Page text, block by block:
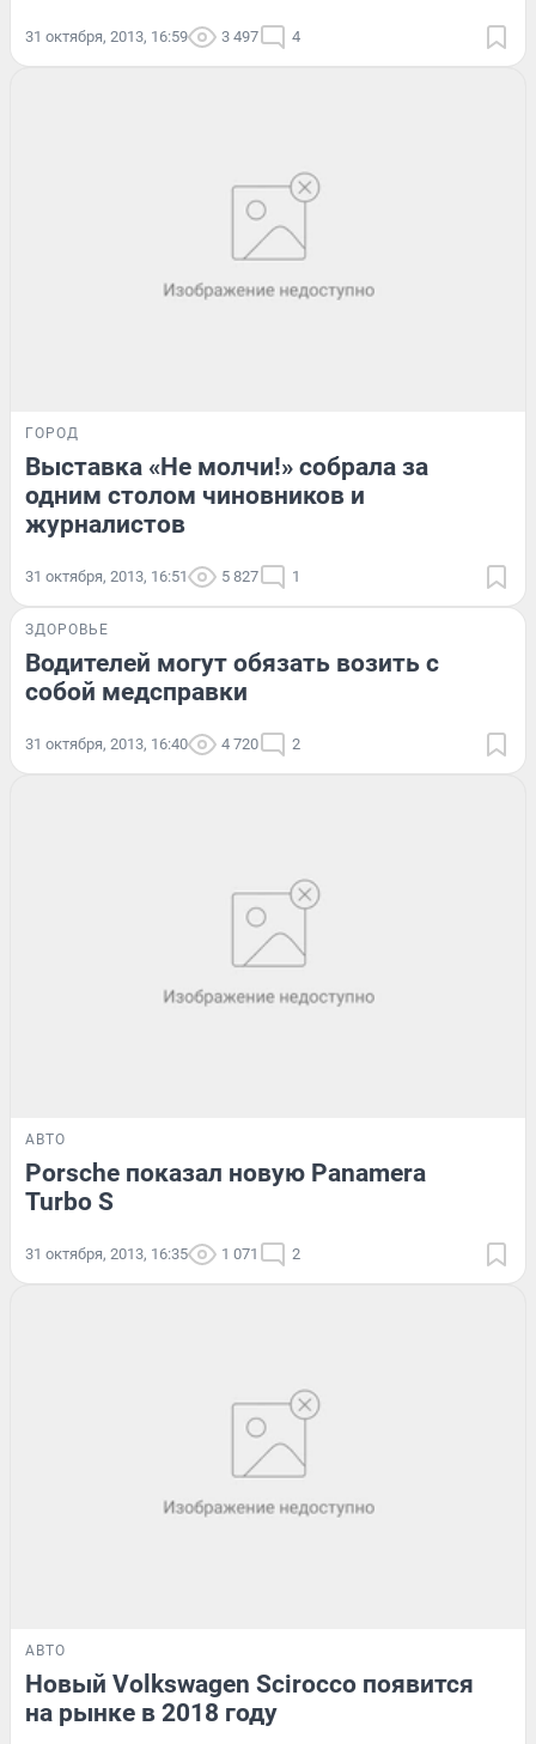
31 октября, 2013, 16:59 3 497 4
ГОРОД
Выставка «Не молчи!» собрала за
одним столом чиновников и
журналистов
31 октября, 2013, 16:51 5 827 1
ЗДОРОВЬЕ
Водителей могут обязать возить с
собой медсправки
31 октября, 2013, 16:40 4 720 2
АВТО
Porsche показал новую Panamera
Turbo S
31 октября, 2013, 16:35 1 071 2
АВТО
Новый Volkswagen Scirocco появится
на рынке в 2018 году